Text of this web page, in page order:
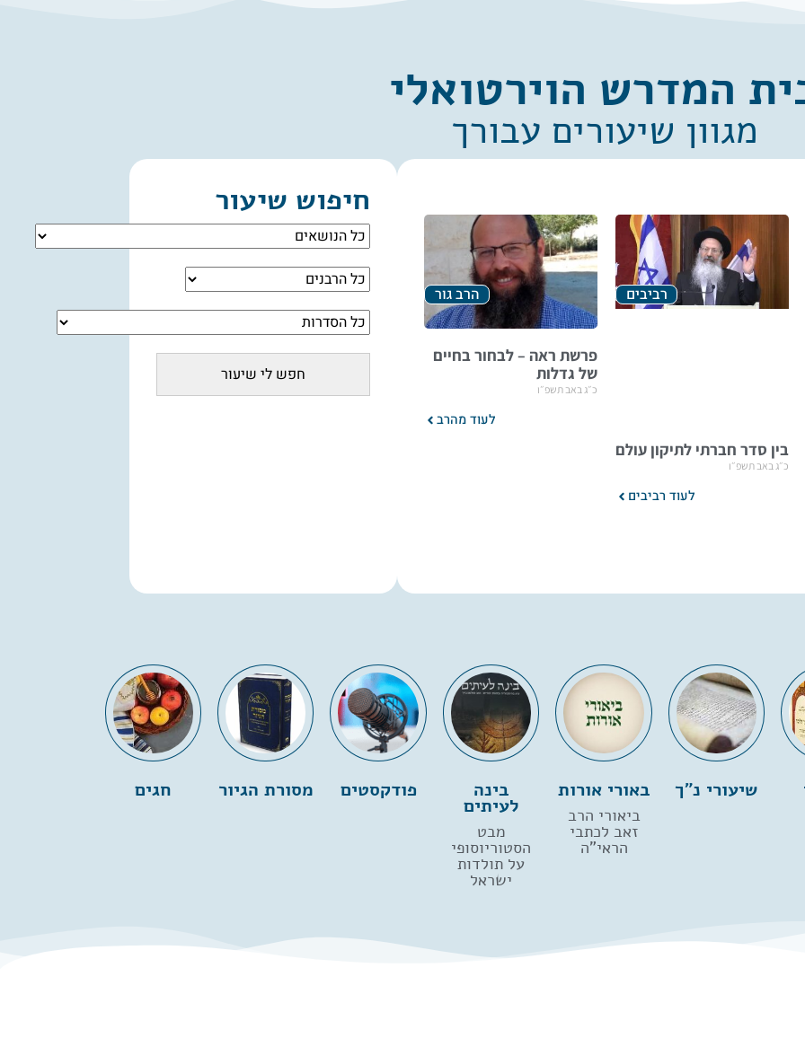
המדרש הוירטואלי
מגוון שיעורים עבורך
רביבים
בין סדר חברתי לתיקון עולם
כ״ג באב תשפ״ו
לעוד רביבים
הרב גור
פרשת ראה – לבחור בחיים
של גדלות
כ״ג באב תשפ״ו
לעוד מהרב
חיפוש שיעור
שיעורי נ"ך באורי אורות
ביאורי הרב
זאב לכתבי
הראי"ה
בינה
לעיתים
מבט
הסטוריוסופי
על תולדות
ישראל
פודקסטים מסורת הגיור חגים